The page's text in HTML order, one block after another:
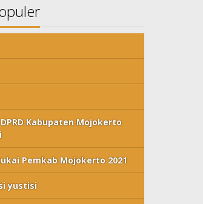
Kabupaten Mojokerto
Pemkab Mojokerto 2021
yustisi